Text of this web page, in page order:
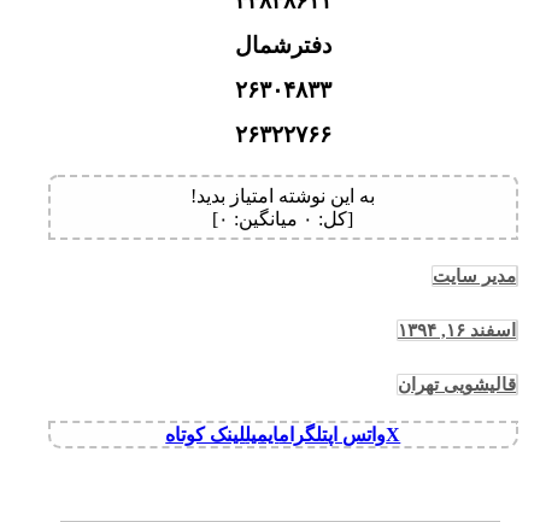
دفترشمال
۲۶۳۰۴۸۳۳
۲۶۳۲۲۷۶۶
به این نوشته امتیاز بدید!
[کل: ۰ میانگین: ۰]
مدیر سایت
اسفند ۱۶, ۱۳۹۴
قالیشویی تهران
Xواتس اپتلگرامایمیللینک کوتاه